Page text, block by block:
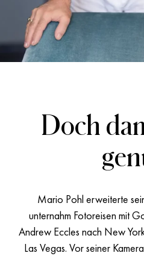
Doch
Mario Pohl erweiterte
unternahm Fotoreisen mit
Andrew Eccles nach New
Las Vegas. Vor seiner